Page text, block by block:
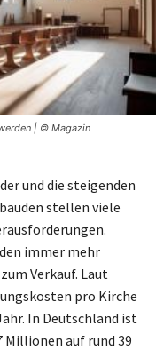
| © Magazin
und die steigenden
stellen viele
immer mehr
Verkauf. Laut
pro Kirche
In Deutschland ist
auf rund 39